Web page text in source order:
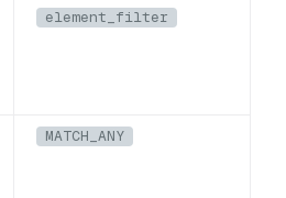
element_filter
MATCH_ANY